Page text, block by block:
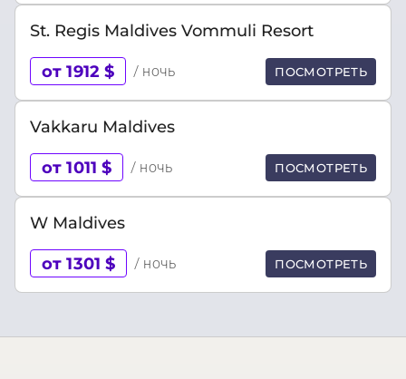
St. Regis Maldives Vommuli Resort
от 1912 $ / ночь ПОСМОТРЕТЬ
Vakkaru Maldives
от 1011 $ / ночь ПОСМОТРЕТЬ
W Maldives
от 1301 $ / ночь ПОСМОТРЕТЬ